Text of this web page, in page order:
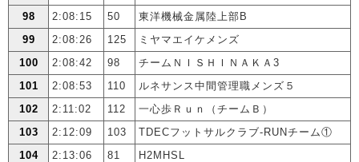
98
2:08:15 50
東洋機械金属陸上部B
99
2:08:26 125
ミヤマエイケメンズ
100
2:08:42 98
チームＮＩＳＨＩＮＡＫＡ3
101
2:08:53 110
ルネサンス中間管理職メンズ５
102
2:11:02 112
一心歩Ｒｕｎ（チームＢ）
103
2:12:09 103
TDECフットサルクラブ-RUNチーム①
104
2:13:06 81
H2MHSL